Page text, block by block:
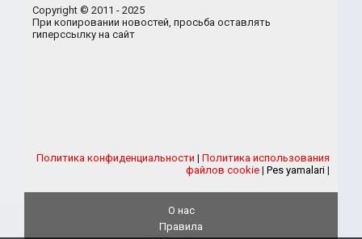
Copyright © 2011 - 2025
При копировании новостей, просьба оставлять
гиперссылку на сайт
Политика конфиденциальности | Политика использования
файлов cookie | Pes yamalari |
О нас
Правила